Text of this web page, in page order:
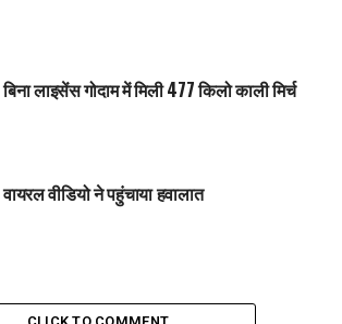
बिना लाइसेंस गोदाम में मिली 477 किलो काली मिर्च
वायरल वीडियो ने पहुंचाया हवालात